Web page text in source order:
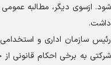
شود. ازسوی دیگر، مطالبه عمومی
داشت.
رئیس سازمان اداری و